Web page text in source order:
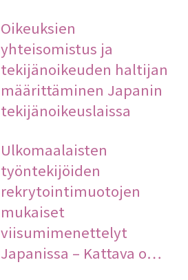
Oikeuksien
yhteisomistus ja
tekijänoikeuden haltijan
määrittäminen Japanin
tekijänoikeuslaissa
Ulkomaalaisten
työntekijöiden
rekrytointimuotojen
mukaiset
viisumimenettelyt
Japanissa – Kattava o…